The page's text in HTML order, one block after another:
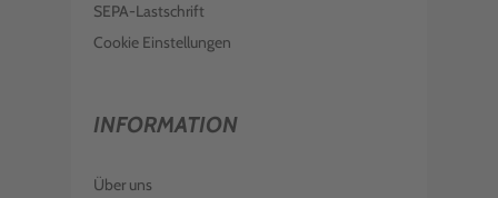
SEPA-Lastschrift
Cookie Einstellungen
INFORMATION
Über uns